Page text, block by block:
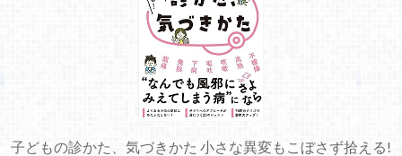
子どもの診かた、気づきかた 小さな異変もこぼさず拾える!